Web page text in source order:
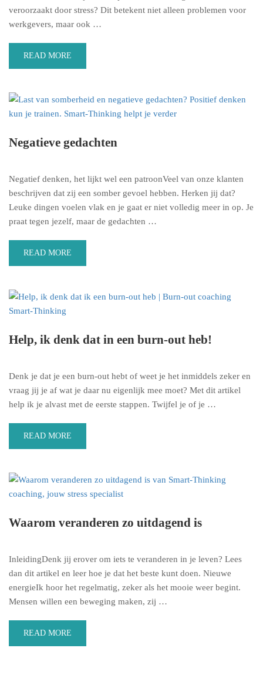
veroorzaakt door stress? Dit betekent niet alleen problemen voor
werkgevers, maar ook …
READ MORE
Negatieve gedachten
Negatief denken, het lijkt wel een patroonVeel van onze klanten
beschrijven dat zij een somber gevoel hebben. Herken jij dat?
Leuke dingen voelen vlak en je gaat er niet volledig meer in op. Je
praat tegen jezelf, maar de gedachten …
READ MORE
Help, ik denk dat in een burn-out heb!
Denk je dat je een burn-out hebt of weet je het inmiddels zeker en
vraag jij je af wat je daar nu eigenlijk mee moet? Met dit artikel
help ik je alvast met de eerste stappen. Twijfel je of je …
READ MORE
Waarom veranderen zo uitdagend is
InleidingDenk jij erover om iets te veranderen in je leven? Lees
dan dit artikel en leer hoe je dat het beste kunt doen. Nieuwe
energieIk hoor het regelmatig, zeker als het mooie weer begint.
Mensen willen een beweging maken, zij …
READ MORE